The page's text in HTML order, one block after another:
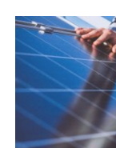
aprilie, o nouă listă
de Avizare,...